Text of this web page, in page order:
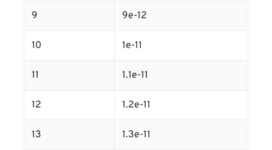
9 9e-12
10 1e-11
11 1.1e-11
12 1.2e-11
13 1.3e-11